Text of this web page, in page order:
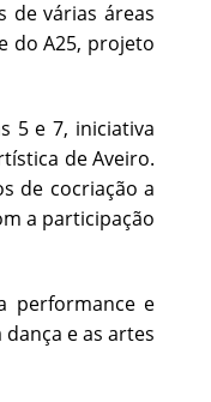
de várias áreas
do A25, projeto
5 e 7, iniciativa
de Aveiro.
de cocriação a
a participação
performance e
e as artes